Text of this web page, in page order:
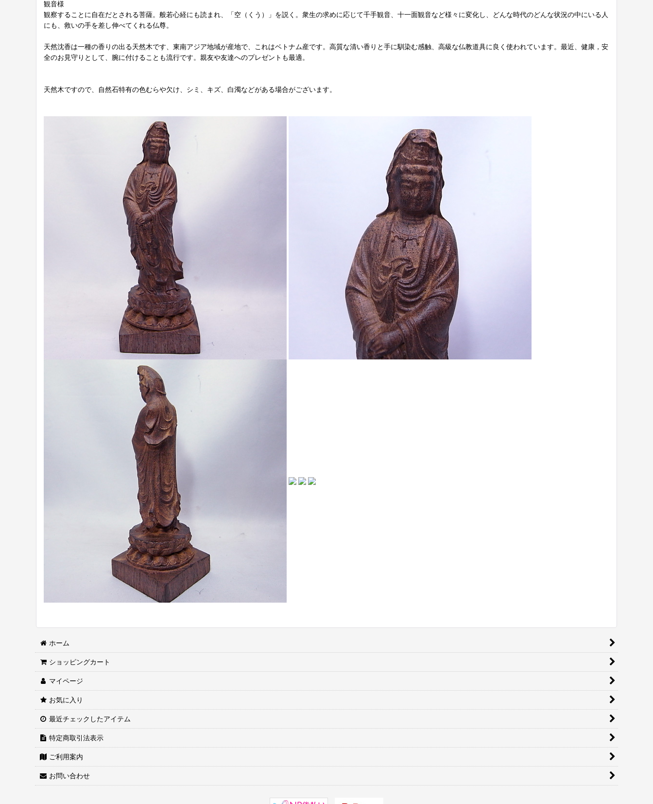
観音様
観察することに自在だとされる菩薩。般若心経にも読まれ、「空（くう）」を説く。衆生の求めに応じて千手観音、十一面観音など様々に変化し、どんな時代のどんな状況の中にいる人
にも、救いの手を差し伸べてくれる仏尊。
天然沈香は一種の香りの出る天然木です、東南アジア地域が産地で、これはベトナム産です。高質な清い香りと手に馴染む感触、高級な仏教道具に良く使われています。最近、健康，安
全のお見守りとして、腕に付けることも流行です。親友や友達へのプレゼントも最適。
天然木ですので、自然石特有の色むらや欠け、シミ、キズ、白濁などがある場合がございます。
ホーム
ショッピングカート
マイページ
お気に入り
最近チェックしたアイテム
特定商取引法表示
ご利用案内
お問い合わせ